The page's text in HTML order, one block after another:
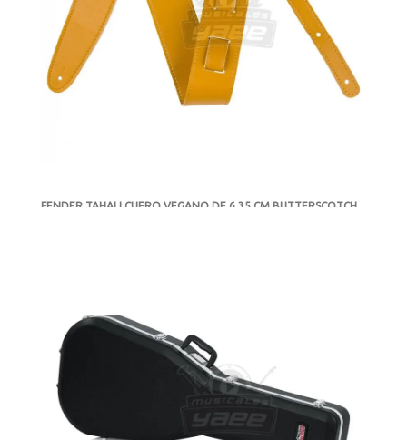
FENDER TAHALI CUERO VEGANO DE 6.35 CM BUTTERSCOTCH